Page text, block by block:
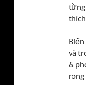
từng
Biển
và
&
rong